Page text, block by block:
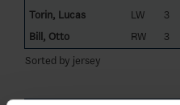
Torin, Lucas
LW 3
Bill, Otto
RW 3
Sorted by jersey